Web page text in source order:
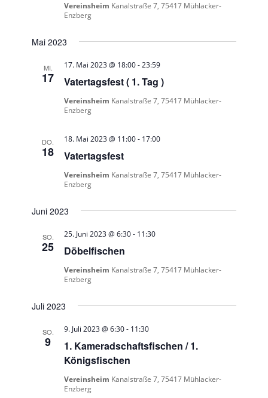
Vereinsheim Kanalstraße 7, 75417 Mühlacker-
Enzberg
Mai 2023
MI.
17 Vatertagsfest ( 1. Tag )
17. Mai 2023 @ 18:00-23:59
Vereinsheim Kanalstraße 7, 75417 Mühlacker-
Enzberg
DO.
18 Vatertagsfest
18. Mai 2023 @ 11:00- 17:00
Vereinsheim Kanalstraße 7, 75417 Mühlacker-
Enzberg
Juni 2023
SO.
25 Döbelfischen
25. Juni 2023 @ 6:30- 11:30
Vereinsheim Kanalstraße 7, 75417 Mühlacker-
Enzberg
Juli 2023
SO.
9
1. Kameradschaftsfischen / 1.
Königsfischen
9. Juli 2023 @ 6:30- 11:30
Vereinsheim Kanalstraße 7, 75417 Mühlacker-
Enzberg